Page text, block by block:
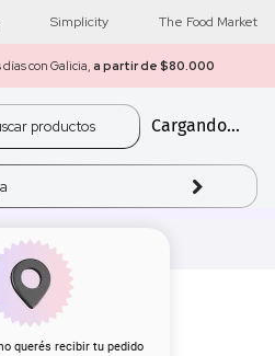
Simplicity The Food Market
con Galicia, a partir de $80.000
Cargando...
querés recibir tu pedido
x 100 ml